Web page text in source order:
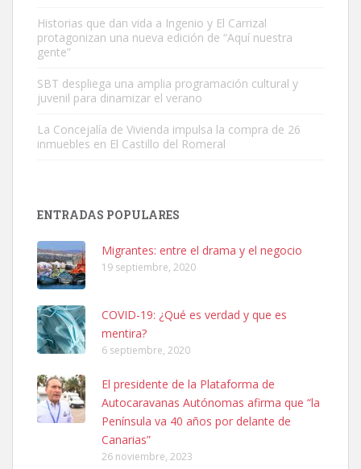
Busco adopción responsable para mi perra. Pastor alemán,
hembra, 4 años. Por motivos personales ...
Leales.org » Gran Canaria
PERRO MACHO RAZA SHIBA CON MICROCHIP PERDIDO HOY
Leales.org » Gran Canaria
6.7.2025
Ninfa perdida
El día 5 se los perdió una ninfa papillera, asustada tiene miedo a la
calle, se perdió por la zon...
Historias que dan vida a Ingenio y El Carrizal
protagonizan una nueva edición de “Aquí nuestra
gente”
SBT despliega una amplia programación cultural y
juvenil para dinamizar el verano
La Concejalía de Vivienda impulsa la compra de 26
inmuebles en El Castillo del Romeral
ENTRADAS POPULARES
Migrantes: entre el drama y el negocio
19 septiembre, 2020
COVID-19: ¿Qué es verdad y que es
mentira?
6 septiembre, 2020
El presidente de la Plataforma de
Autocaravanas Autónomas afirma que “la
Península va 40 años por delante de
Canarias”
26 noviembre, 2023